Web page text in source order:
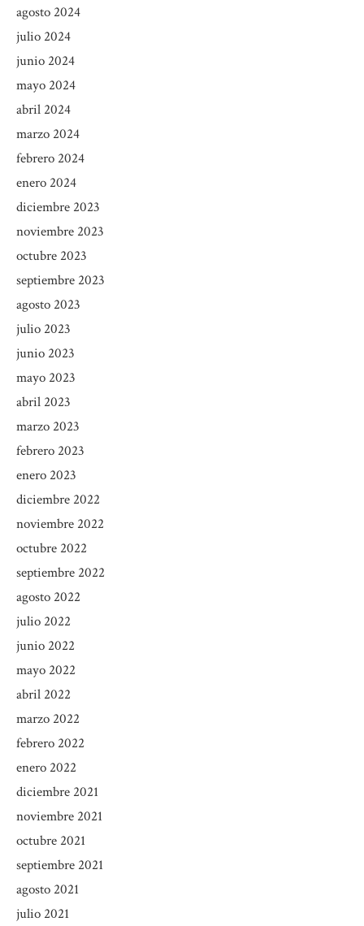
agosto 2024
julio 2024
junio 2024
mayo 2024
abril 2024
marzo 2024
febrero 2024
enero 2024
diciembre 2023
noviembre 2023
octubre 2023
septiembre 2023
agosto 2023
julio 2023
junio 2023
mayo 2023
abril 2023
marzo 2023
febrero 2023
enero 2023
diciembre 2022
noviembre 2022
octubre 2022
septiembre 2022
agosto 2022
julio 2022
junio 2022
mayo 2022
abril 2022
marzo 2022
febrero 2022
enero 2022
diciembre 2021
noviembre 2021
octubre 2021
septiembre 2021
agosto 2021
julio 2021